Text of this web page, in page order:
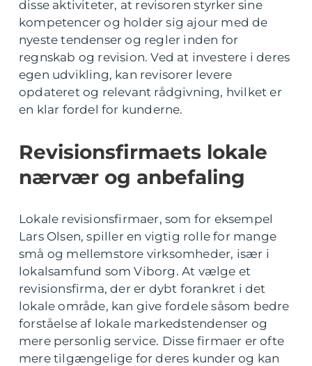
disse aktiviteter, at revisoren styrker sine
kompetencer og holder sig ajour med de
nyeste tendenser og regler inden for
regnskab og revision. Ved at investere i deres
egen udvikling, kan revisorer levere
opdateret og relevant rådgivning, hvilket er
en klar fordel for kunderne.
Revisionsfirmaets lokale
nærvær og anbefaling
Lokale revisionsfirmaer, som for eksempel
Lars Olsen, spiller en vigtig rolle for mange
små og mellemstore virksomheder, især i
lokalsamfund som Viborg. At vælge et
revisionsfirma, der er dybt forankret i det
lokale område, kan give fordele såsom bedre
forståelse af lokale markedstendenser og
mere personlig service. Disse firmaer er ofte
mere tilgængelige for deres kunder og kan